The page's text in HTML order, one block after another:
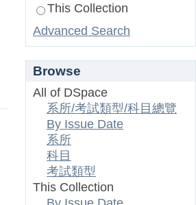
This Collection
Advanced Search
Browse
All of DSpace
系所/考試類型/科目總覽
By Issue Date
系所
科目
考試類型
This Collection